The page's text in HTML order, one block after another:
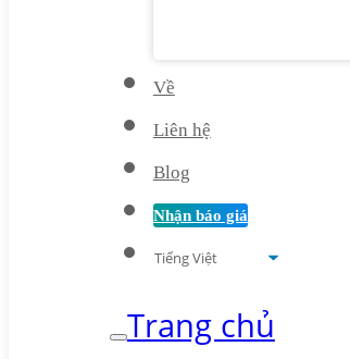
Về
Liên hệ
Blog
Nhận báo giá
Trang chủ